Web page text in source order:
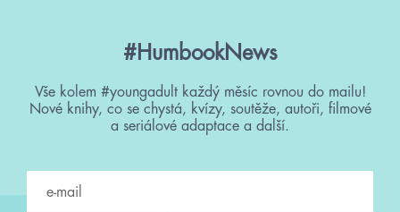
#HumbookNews
Vše kolem #youngadult každý měsíc rovnou do mailu!
Nové knihy, co se chystá, kvízy, soutěže, autoři, filmové
a seriálové adaptace a další.